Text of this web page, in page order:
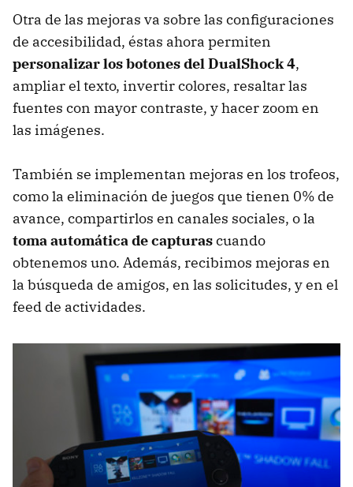
Otra de las mejoras va sobre las configuraciones
de accesibilidad, éstas ahora permiten
personalizar los botones del DualShock 4,
ampliar el texto, invertir colores, resaltar las
fuentes con mayor contraste, y hacer zoom en
las imágenes.
También se implementan mejoras en los trofeos,
como la eliminación de juegos que tienen 0% de
avance, compartirlos en canales sociales, o la
toma automática de capturascuando
obtenemos uno. Además, recibimos mejoras en
la búsqueda de amigos, en las solicitudes, y en el
feed de actividades.